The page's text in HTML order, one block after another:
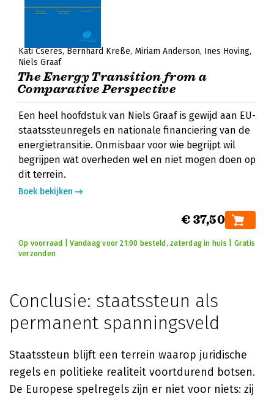
Kati Cseres Bernhard Kreße Miriam Anderson Ines Hoving
Niels Graaf
The Energy Transition from a
Comparative Perspective
Een heel hoofdstuk van Niels Graaf is gewijd aan EU-
staatssteunregels en nationale financiering van de
energietransitie. Onmisbaar voor wie begrijpt wil
begrijpen wat overheden wel en niet mogen doen op
dit terrein.
Boek bekijken
€ 37,50
Op voorraad | Vandaag voor 21:00 besteld, zaterdag in huis | Gratis
verzonden
Conclusie: staatssteun als
permanent spanningsveld
Staatssteun blijft een terrein waarop juridische
regels en politieke realiteit voortdurend botsen.
De Europese spelregels zijn er niet voor niets: zij